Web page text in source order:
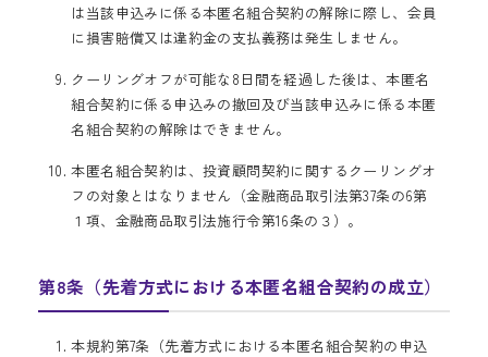
は当該申込みに係る本匿名組合契約の解除に際し、会員
に損害賠償又は違約金の支払義務は発生しません。
クーリングオフが可能な8日間を経過した後は、本匿名
組合契約に係る申込みの撤回及び当該申込みに係る本匿
名組合契約の解除はできません。
本匿名組合契約は、投資顧問契約に関するクーリングオ
フの対象とはなりません（金融商品取引法第37条の6第
１項、金融商品取引法施行令第16条の３）。
第8条（先着方式における本匿名組合契約の成立）
本規約第7条（先着方式における本匿名組合契約の申込